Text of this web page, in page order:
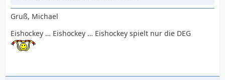
Gruß, Michael
Eishockey … Eishockey … Eishockey spielt nur die DEG